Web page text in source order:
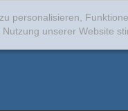
personalisieren,
unserer Website